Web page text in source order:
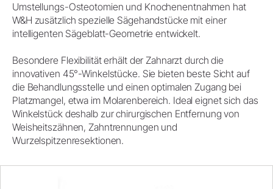
Umstellungs-Osteotomien und Knochenentnahmen hat
W&H zusätzlich spezielle Sägehandstücke mit einer
intelligenten Sägeblatt-Geometrie entwickelt.
Besondere Flexibilität erhält der Zahnarzt durch die
innovativen 45°-Winkelstücke. Sie bieten beste Sicht auf
die Behandlungsstelle und einen optimalen Zugang bei
Platzmangel, etwa im Molarenbereich. Ideal eignet sich das
Winkelstück deshalb zur chirurgischen Entfernung von
Weisheitszähnen, Zahntrennungen und
Wurzelspitzenresektionen.